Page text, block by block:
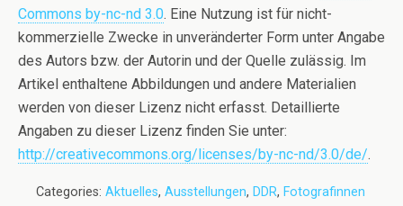
Commons by-nc-nd 3.0. Eine Nutzung ist für nicht-
kommerzielle Zwecke in unveränderter Form unter Angabe
des Autors bzw. der Autorin und der Quelle zulässig. Im
Artikel enthaltene Abbildungen und andere Materialien
werden von dieser Lizenz nicht erfasst. Detaillierte
Angaben zu dieser Lizenz finden Sie unter:
http://creativecommons.org/licenses/by-nc-nd/3.0/de/.
Categories: Aktuelles, Ausstellungen, DDR, Fotografinnen